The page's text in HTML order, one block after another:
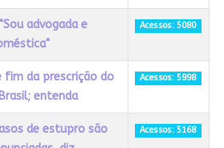
advogada e
Acessos: 5080
da prescrição do
entenda
Acessos: 5998
de estupro são
Acessos: 5168